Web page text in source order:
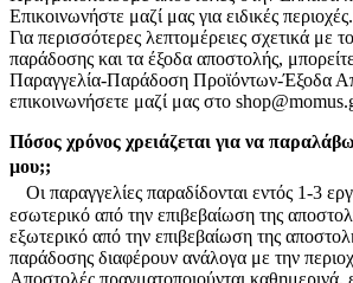
Επικοινωνήστε μαζί μας για ειδικές περιοχές.
Για περισσότερες λεπτομέρειες σχετικά με
παράδοσης και τα έξοδα αποστολής,
Παραγγελία-Παράδοση Προϊόντων-Έξοδα
επικοινωνήσετε μαζί μας στο
Πόσος χρόνος χρειάζεται για να
μου;;
Οι παραγγελίες παραδίδονται εντός 1-3
εσωτερικό από την επιβεβαίωση της
εξωτερικό από την επιβεβαίωση της
παράδοσης διαφέρουν ανάλογα με την
Αποστολές πραγματοποιούνται καθημερινά,